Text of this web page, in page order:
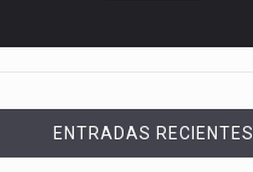
ENTRADAS RECIENTES